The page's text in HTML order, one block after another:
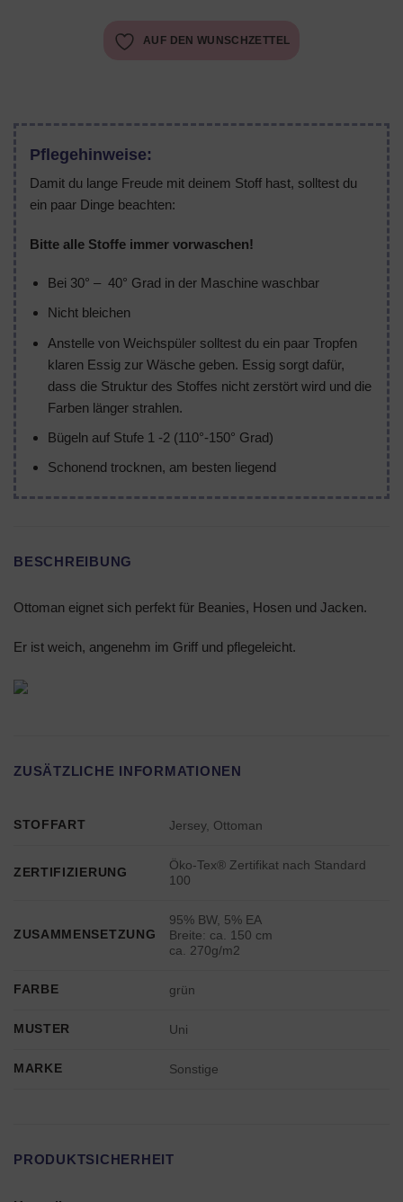
AUF DEN WUNSCHZETTEL
Pflegehinweise:
Damit du lange Freude mit deinem Stoff hast, solltest du
ein paar Dinge beachten:
Bitte alle Stoffe immer vorwaschen!
Bei 30° – 40° Grad in der Maschine waschbar
Nicht bleichen
Anstelle von Weichspüler solltest du ein paar Tropfen
klaren Essig zur Wäsche geben. Essig sorgt dafür,
dass die Struktur des Stoffes nicht zerstört wird und die
Farben länger strahlen.
Bügeln auf Stufe 1 -2 (110°-150° Grad)
Schonend trocknen, am besten liegend
BESCHREIBUNG
Ottoman eignet sich perfekt für Beanies, Hosen und Jacken.
Er ist weich, angenehm im Griff und pflegeleicht.
ZUSÄTZLICHE INFORMATIONEN
STOFFART Jersey, Ottoman
ZERTIFIZIERUNG
Öko-Tex® Zertifikat nach Standard
100
ZUSAMMENSETZUNG
95% BW, 5% EA
Breite: ca. 150 cm
ca. 270g/m2
FARBE grün
MUSTER Uni
MARKE Sonstige
PRODUKTSICHERHEIT